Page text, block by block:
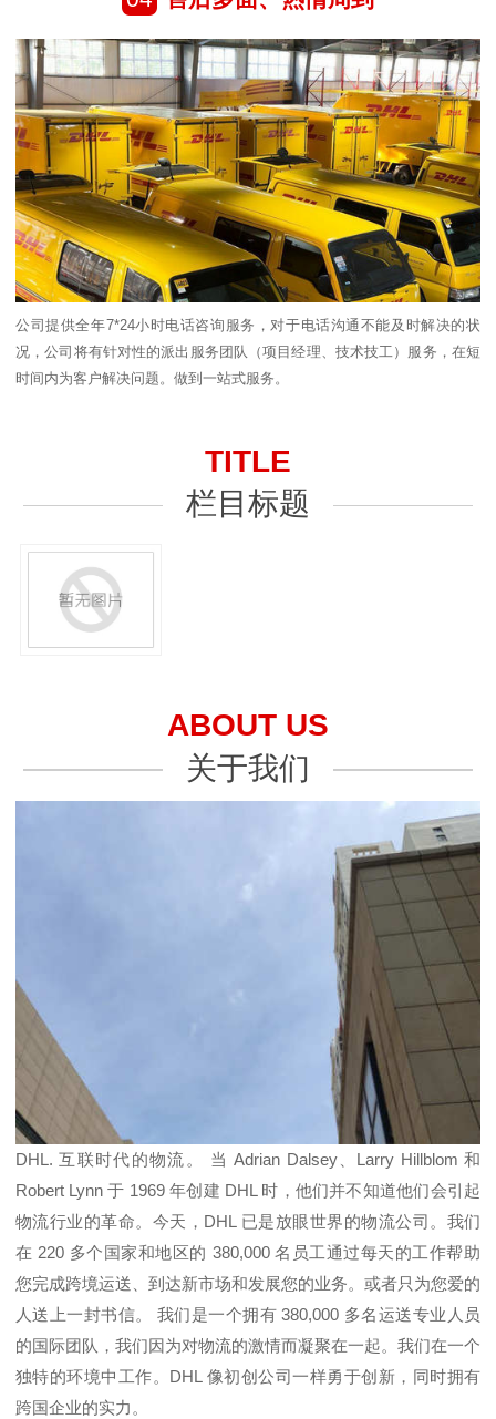
公司提供全年7*24小时电话咨询服务，对于电话沟通不能及时解决的状
况，公司将有针对性的派出服务团队（项目经理、技术技工）服务，在短
时间内为客户解决问题。做到一站式服务。
TITLE
栏目标题
ABOUT US
关于我们
DHL. 互联时代的物流。 当 Adrian Dalsey、Larry Hillblom 和
Robert Lynn 于 1969 年创建 DHL 时，他们并不知道他们会引起
物流行业的革命。今天，DHL 已是放眼世界的物流公司。我们
在 220 多个国家和地区的 380,000 名员工通过每天的工作帮助
您完成跨境运送、到达新市场和发展您的业务。或者只为您爱的
人送上一封书信。 我们是一个拥有 380,000 多名运送专业人员
的国际团队，我们因为对物流的激情而凝聚在一起。我们在一个
独特的环境中工作。DHL 像初创公司一样勇于创新，同时拥有
跨国企业的实力。